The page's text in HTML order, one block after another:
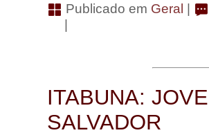
Publicado em Geral |
|
ITABUNA:
SALVADOR